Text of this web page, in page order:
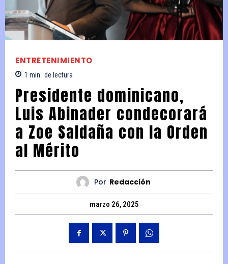
ENTRETENIMIENTO
1 min. de lectura
Presidente dominicano,
Luis Abinader condecorará
a Zoe Saldaña con la Orden
al Mérito
Por Redacción
marzo 26, 2025